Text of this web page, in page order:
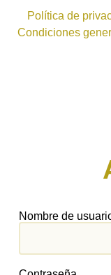
Política de
Condiciones
Nombre de